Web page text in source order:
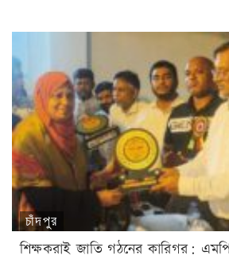
চাঁদপুর
শিক্ষকরাই জাতি গঠনের কারিগর: